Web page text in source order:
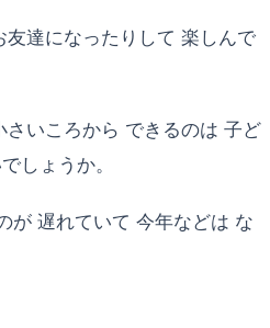
達になったりして 楽しんで
いころから できるのは 子ど
しょうか。
が 遅れていて 今年などは な